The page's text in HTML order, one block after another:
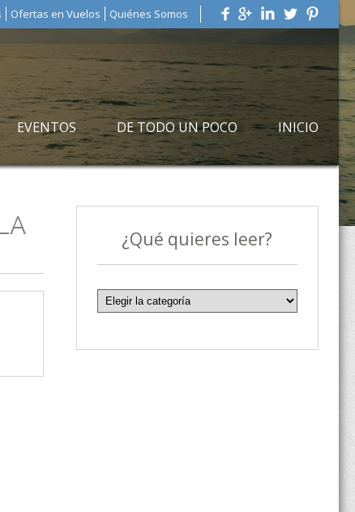
Ofertas en Vuelos Quiénes Somos
EVENTOS DE TODO UN POCO INICIO
¿Qué quieres leer?